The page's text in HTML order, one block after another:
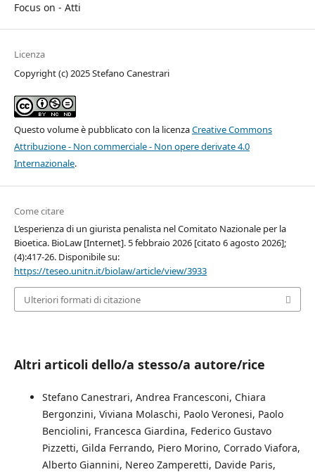
Focus on - Atti
Licenza
Copyright (c) 2025 Stefano Canestrari
Questo volume è pubblicato con la licenzaCreative Commons
Attribuzione - Non commerciale - Non opere derivate 4.0
Internazionale.
Come citare
L’esperienza di un giurista penalista nel Comitato Nazionale per la
Bioetica. BioLaw [Internet]. 5 febbraio 2026 [citato 6 agosto 2026];
(4):417-26. Disponibile su:
https://teseo.unitn.it/biolaw/article/view/3933
Ulteriori formati di citazione
Altri articoli dello/a stesso/a autore/rice
Stefano Canestrari, Andrea Francesconi, Chiara
Bergonzini, Viviana Molaschi, Paolo Veronesi, Paolo
Benciolini, Francesca Giardina, Federico Gustavo
Pizzetti, Gilda Ferrando, Piero Morino, Corrado Viafora,
Alberto Giannini, Nereo Zamperetti, Davide Paris,